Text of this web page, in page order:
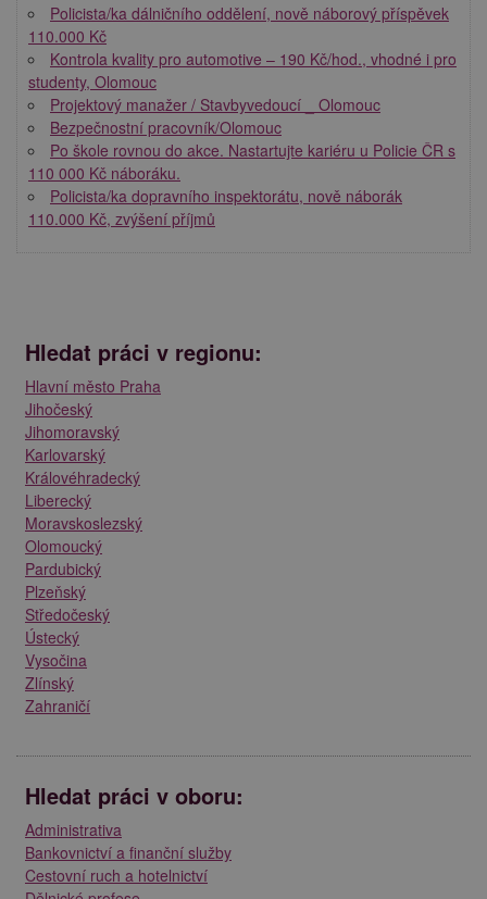
Policista/ka dálničního oddělení, nově náborový příspěvek
110.000 Kč
Kontrola kvality pro automotive – 190 Kč/hod., vhodné i pro
studenty, Olomouc
Projektový manažer / Stavbyvedoucí _ Olomouc
Bezpečnostní pracovník/Olomouc
Po škole rovnou do akce. Nastartujte kariéru u Policie ČR s
110 000 Kč náboráku.
Policista/ka dopravního inspektorátu, nově náborák
110.000 Kč, zvýšení příjmů
Hledat práci v regionu:
Hlavní město Praha
Jihočeský
Jihomoravský
Karlovarský
Královéhradecký
Liberecký
Moravskoslezský
Olomoucký
Pardubický
Plzeňský
Středočeský
Ústecký
Vysočina
Zlínský
Zahraničí
Hledat práci v oboru:
Administrativa
Bankovnictví a finanční služby
Cestovní ruch a hotelnictví